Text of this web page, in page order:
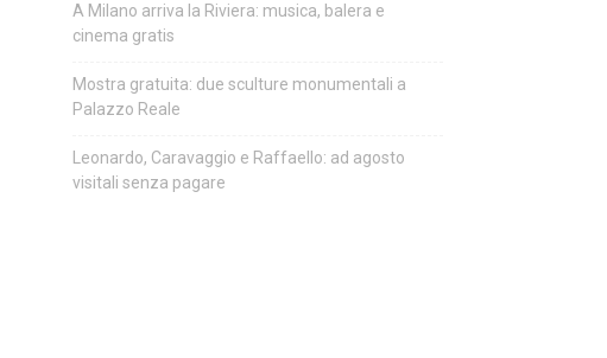
A Milano arriva la Riviera: musica, balera e
cinema gratis
Mostra gratuita: due sculture monumentali a
Palazzo Reale
Leonardo, Caravaggio e Raffaello: ad agosto
visitali senza pagare